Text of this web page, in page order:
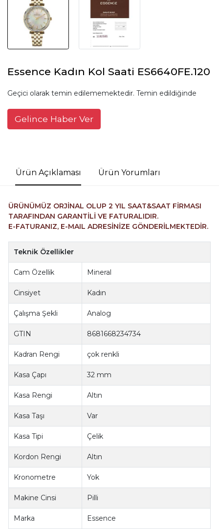
Essence Kadın Kol Saati ES6640FE.120
Geçici olarak temin edilememektedir. Temin edildiğinde
Gelince Haber Ver
Ürün Açıklaması Ürün Yorumları
ÜRÜNÜMÜZ ORJİNAL OLUP 2 YIL SAAT&SAAT FİRMASI
TARAFINDAN GARANTİLİ VE FATURALIDIR.
E-FATURANIZ, E-MAIL ADRESİNİZE GÖNDERİLMEKTEDİR.
Teknik Özellikler
Cam Özellik Mineral
Cinsiyet Kadın
Çalışma Şekli Analog
GTIN 8681668234734
Kadran Rengi çok renkli
Kasa Çapı 32 mm
Kasa Rengi Altın
Kasa Taşı Var
Kasa Tipi Çelik
Kordon Rengi Altın
Kronometre Yok
Makine Cinsi Pilli
Marka Essence